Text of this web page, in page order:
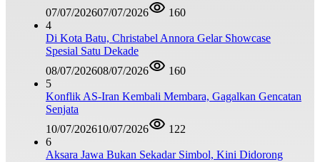
07/07/202607/07/2026
160
4
Di Kota Batu, Christabel Annora Gelar Showcase
Spesial Satu Dekade
08/07/202608/07/2026
160
5
Konflik AS-Iran Kembali Membara, Gagalkan Gencatan
Senjata
10/07/202610/07/2026
122
6
Aksara Jawa Bukan Sekadar Simbol, Kini Didorong